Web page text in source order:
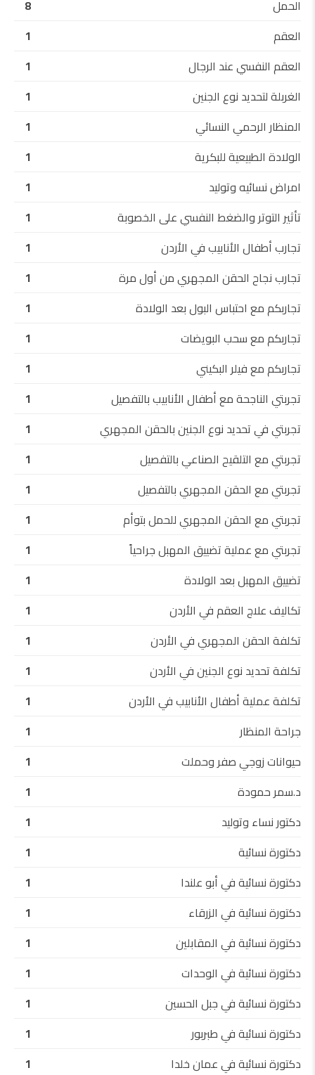
الحمل
8
العقم
1
العقم النفسي عند الرجال
1
الغربلة لتحديد نوع الجنين
1
المنظار الرحمي النسائي
1
الولادة الطبيعية للبكرية
1
امراض نسائيه وتوليد
1
تأثير التوتر والضغط النفسي على الخصوبة
1
تجارب أطفال الأنابيب في الأردن
1
تجارب نجاح الحقن المجهري من أول مرة
1
تجاربكم مع احتباس البول بعد الولادة
1
تجاربكم مع سحب البويضات
1
تجاربكم مع فيلر البكيني
1
تجربتي الناجحة مع أطفال الأنابيب بالتفصيل
1
تجربتي في تحديد نوع الجنين بالحقن المجهري
1
تجربتي مع التلقيح الصناعي بالتفصيل
1
تجربتي مع الحقن المجهري بالتفصيل
1
تجربتي مع الحقن المجهري للحمل بتوأم
1
تجربتي مع عملية تضييق المهبل جراحياً
1
تضييق المهبل بعد الولادة
1
تكاليف علاج العقم في الأردن
1
تكلفة الحقن المجهري في الأردن
1
تكلفة تحديد نوع الجنين في الأردن
1
تكلفة عملية أطفال الأنابيب في الأردن
1
جراحة المنظار
1
حيوانات زوجي صفر وحملت
1
د.سمر حمودة
1
دكتور نساء وتوليد
1
دكتورة نسائية
1
دكتورة نسائية في أبو علندا
1
دكتورة نسائية في الزرقاء
1
دكتورة نسائية في المقابلين
1
دكتورة نسائية في الوحدات
1
دكتورة نسائية في جبل الحسين
1
دكتورة نسائية في طبربور
1
دكتورة نسائية في عمان خلدا
1